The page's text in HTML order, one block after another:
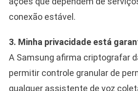
conexão estável.
3. Minha privacidade está
A Samsung afirma criptografar
permitir controle granular de
qualquer assistente de voz